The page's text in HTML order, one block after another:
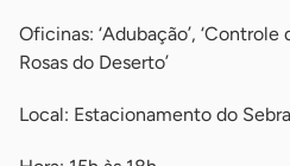
Oficinas: ‘Adubação’, ‘Controle
Rosas do Deserto’
Local: Estacionamento do